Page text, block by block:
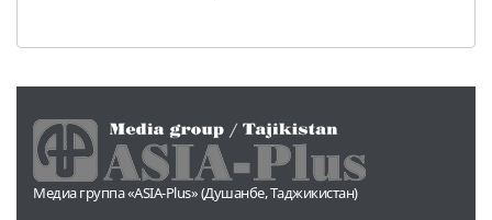
Медиа группа «ASIA-Plus» (Душанбе, Таджикистан)